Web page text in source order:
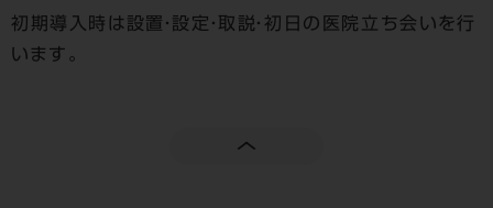
初期導入時は設置・設定・取説・初日の医院立ち会いを行
います。